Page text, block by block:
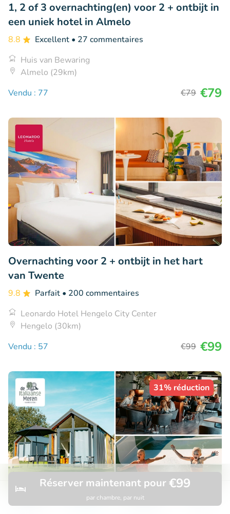
Rechercher Réservations
Réserver maintenant pour€99
par chambre, par nuit
1, 2 of 3 overnachting(en) voor 2 + ontbijt in
een uniek hotel in Almelo
8.8 Excellent • 27 commentaires
Huis van Bewaring
Almelo (29km)
Vendu : 77
€79 €79
Overnachting voor 2 + ontbijt in het hart
van Twente
9.8 Parfait • 200 commentaires
Leonardo Hotel Hengelo City Center
Hengelo (30km)
Vendu : 57
€99 €99
31% réduction